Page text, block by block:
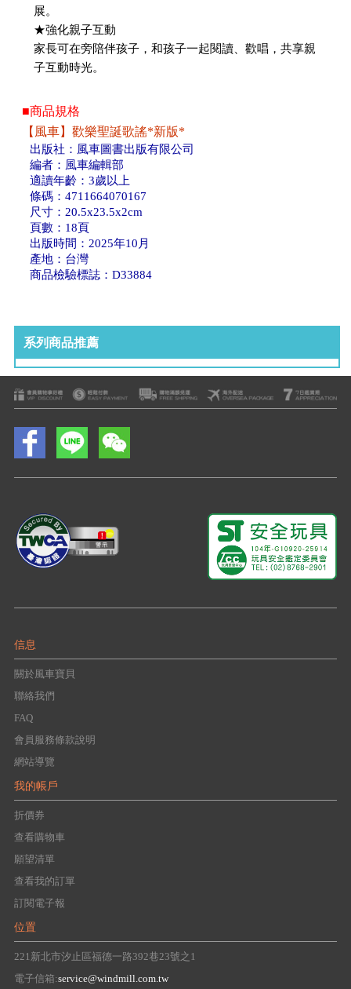
展。
★強化親子互動
家長可在旁陪伴孩子，和孩子一起閱讀、歡唱，共享親
子互動時光。
■商品規格
【風車】歡樂聖誕歌謠*新版*
出版社：風車圖書出版有限公司
編者：風車編輯部
適讀年齡：3歲以上
條碼：4711664070167
尺寸：20.5x23.5x2cm
頁數：18頁
出版時間：2025年10月
產地：台灣
商品檢驗標誌：D33884
系列商品推薦
信息
關於風車寶貝
聯絡我們
FAQ
會員服務條款說明
網站導覽
我的帳戶
折價券
查看購物車
願望清單
查看我的訂單
訂閱電子報
位置
221新北市汐止區福德一路392巷23號之1
電子信箱:service@windmill.com.tw